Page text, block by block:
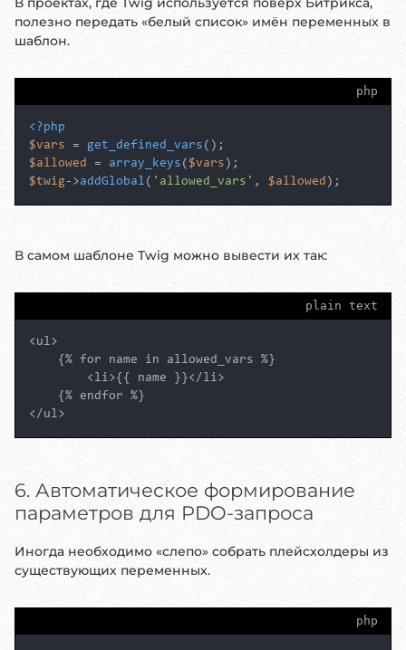
полезно передать «белый список» имён переменных в
шаблон.
php
<?php
$vars = get_defined_vars
$allowed = array_keys ( $vars
$twig->addGlobal ( 'allowed_vars' , $allowed );
В самом шаблоне Twig можно вывести их так:
plain text
<ul>
    {% for name in allowed_vars %}
        <li>{{ name }}</li>
    {% endfor %}
</ul>
6. Автоматическое формирование
параметров для PDO-запроса
Иногда необходимо «слепо» собрать плейсхолдеры из
существующих переменных.
php